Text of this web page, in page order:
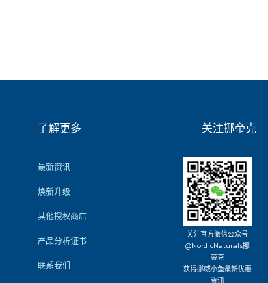
了解更多
最新资讯
焕新升级
其他授权商店
产品分析证书
联系我们
关注挪帝克
关注官方微信公众号
@NordicNaturals挪
帝克
获得挪威小鱼最新优惠
资讯